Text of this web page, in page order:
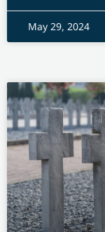
May 29, 2024